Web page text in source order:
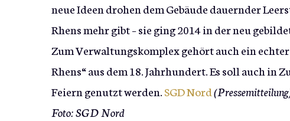
neue Ideen drohen dem Gebäude dauernder
Rhens mehr gibt – sie ging 2014 in der neu
Zum Verwaltungskomplex gehört auch ein
Rhens“ aus dem 18. Jahrhundert. Es soll auch
Feiern genutzt werden.SGD Nord
Foto: SGD Nord